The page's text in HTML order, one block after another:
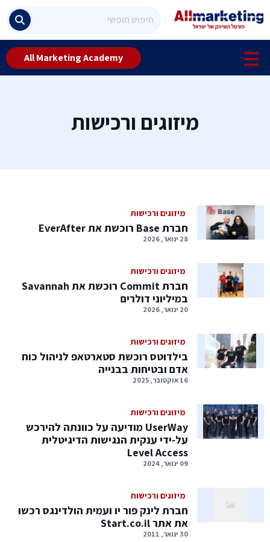
All Marketing Academy
מיזוגים ורכישות
מיזוגים ורכישות
חברת Base רוכשת את EverAfter
28 ינואר, 2026
מיזוגים ורכישות
חברת Commit רוכשת את Savannah
במיליוני דולרים
20 ינואר, 2026
מיזוגים ורכישות
בילדוטס רוכשת סטארטאפ לניהול כוח
אדם ובטיחות בבנייה
16 אוקטובר, 2025
מיזוגים ורכישות
UserWay מודיעה על כוונתה להירכש
על-ידי ענקית הנגישות הדיגיטלית
Level Access
09 ינואר, 2024
מיזוגים ורכישות
חברת לינק פור יו ועמית הולדינגס רכשו
את אתר Start.co.il
30 ינואר, 2011